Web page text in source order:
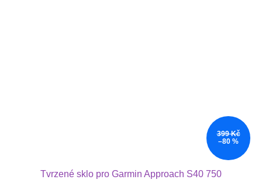
399 Kč
–80 %
Tvrzené sklo pro Garmin Approach S40 750